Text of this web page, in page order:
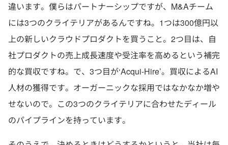
違います。僕らはパートナーシップですが、M&Aチーム
には3つのクライテリアがあるんですね。1つは300億円以
上の新しいクラウドプロダクトを買うこと。2つ目は、自
社プロダクトの売上成長速度や受注率を高めるという補完
的な買収ですね。で、3つ目が‘Acqui-Hire’。買収によるAI
人材の獲得です。オーガーニックな採用ではなかなか増や
せないので。この3つのクライテリアに合わせたディール
のパイプラインを持っています。